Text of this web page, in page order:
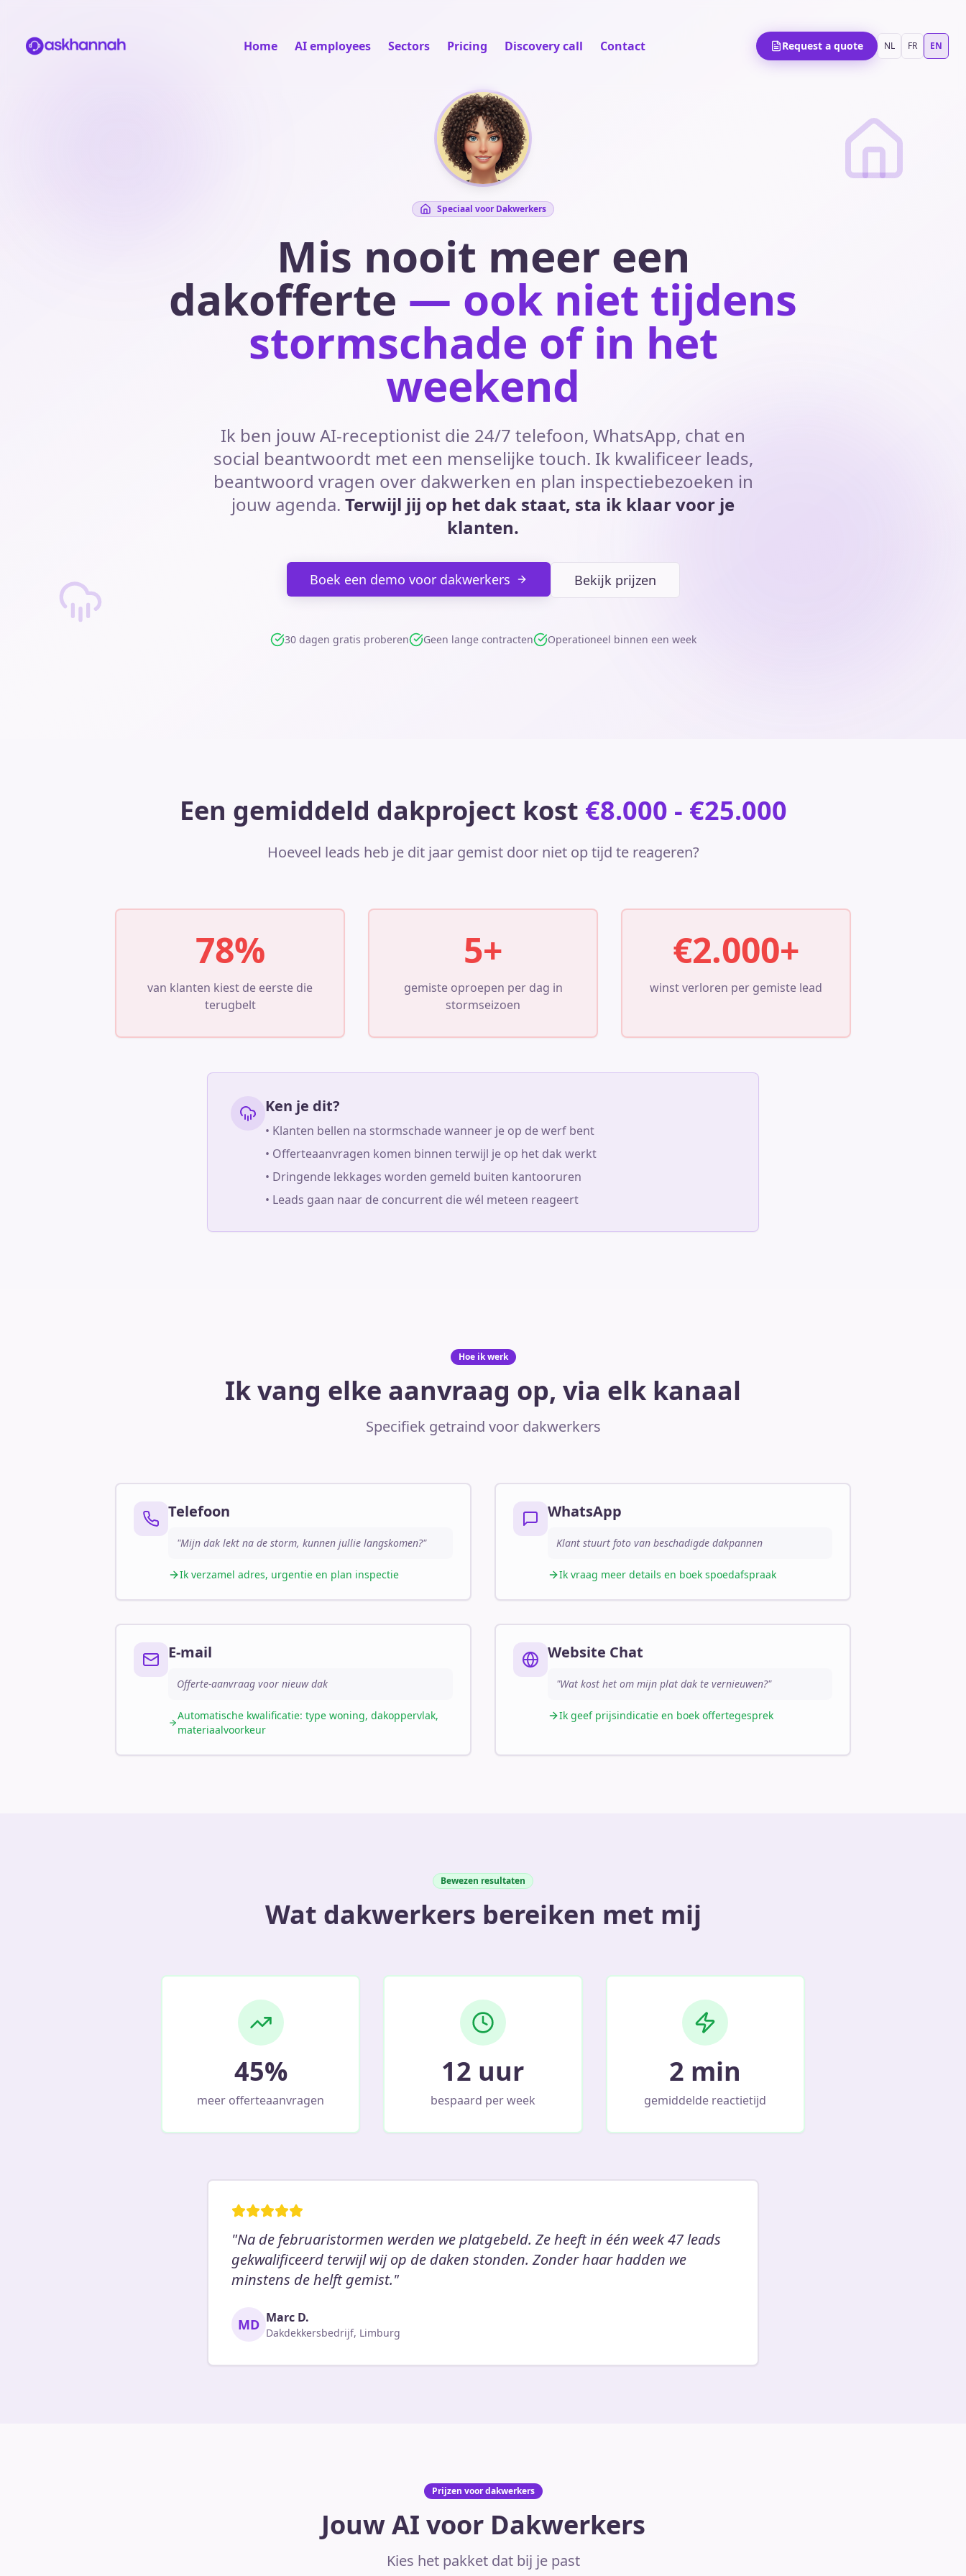
Home AI employees Sectors Pricing Discovery call Contact Request a quote NL FR EN
Speciaal voor Dakwerkers
Mis nooit meer een
dakofferte — ook niet tijdens
stormschade of in het
weekend
Ik ben jouw AI-receptionist die 24/7 telefoon, WhatsApp, chat en
social beantwoordt met een menselijke touch. Ik kwalificeer leads,
beantwoord vragen over dakwerken en plan inspectiebezoeken in
jouw agenda. Terwijl jij op het dak staat, sta ik klaar voor je
klanten.
Boek een demo voor dakwerkers Bekijk prijzen
30 dagen gratis proberen Geen lange contracten Operationeel binnen een week
Een gemiddeld dakproject kost €8.000 - €25.000
Hoeveel leads heb je dit jaar gemist door niet op tijd te reageren?
78%
van klanten kiest de eerste die
terugbelt
5+
gemiste oproepen per dag in
stormseizoen
€2.000+
winst verloren per gemiste lead
Ken je dit?
• Klanten bellen na stormschade wanneer je op de werf bent
• Offerteaanvragen komen binnen terwijl je op het dak werkt
• Dringende lekkages worden gemeld buiten kantooruren
• Leads gaan naar de concurrent die wél meteen reageert
Hoe ik werk
Ik vang elke aanvraag op, via elk kanaal
Specifiek getraind voor dakwerkers
Telefoon
"Mijn dak lekt na de storm, kunnen jullie langskomen?"
Ik verzamel adres, urgentie en plan inspectie
WhatsApp
Klant stuurt foto van beschadigde dakpannen
Ik vraag meer details en boek spoedafspraak
E-mail
Offerte-aanvraag voor nieuw dak
Automatische kwalificatie: type woning, dakoppervlak,
materiaalvoorkeur
Website Chat
"Wat kost het om mijn plat dak te vernieuwen?"
Ik geef prijsindicatie en boek offertegesprek
Bewezen resultaten
Wat dakwerkers bereiken met mij
45%
meer offerteaanvragen
12 uur
bespaard per week
2 min
gemiddelde reactietijd
"Na de februaristormen werden we platgebeld. Ze heeft in één week 47 leads
gekwalificeerd terwijl wij op de daken stonden. Zonder haar hadden we
minstens de helft gemist."
MD Marc D.
Dakdekkersbedrijf, Limburg
Prijzen voor dakwerkers
Jouw AI voor Dakwerkers
Kies het pakket dat bij je past